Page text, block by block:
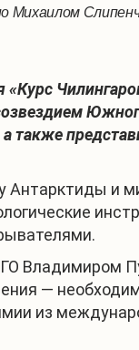
Михаилом
«Курс
также
Антарктиды и
Владимиром
—
из